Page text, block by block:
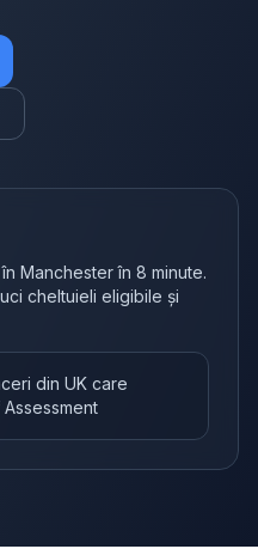
Manchester în 8 minute.
cheltuieli eligibile și
din UK care